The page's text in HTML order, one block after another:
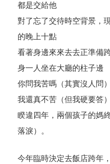
都是交給他
對了忘了交待時空背景，
的晚上十點
看著身邊來來去去正準備
身一人坐在大廳的柱子邊
你問我苦嗎（其實沒人問）
我還真不苦（但我硬要答）
睽違四年，兩個孩子的媽
落淚）。
今年臨時決定去飯店跨年